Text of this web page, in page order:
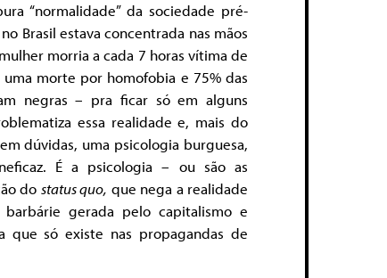
“normalidade” da sociedade pré-
Brasil estava concentrada nas mãos
morria a cada 7 horas vítima de
morte por homofobia e 75% das
negras – pra ficar só em alguns
essa realidade e, mais do
dúvidas, uma psicologia burguesa,
É a psicologia – ou são as
do status quo, que nega a realidade
gerada pelo capitalismo e
que só existe nas propagandas de